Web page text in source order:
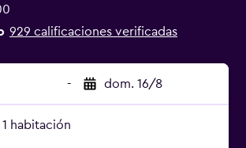
929 calificaciones verificadas
- dom. 16/8
habitación